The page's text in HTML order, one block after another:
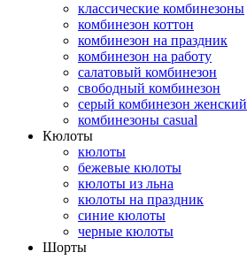
классические комбинезоны
комбинезон коттон
комбинезон на праздник
комбинезон на работу
салатовый комбинезон
свободный комбинезон
серый комбинезон женский
комбинезоны casual
Кюлоты
кюлоты
бежевые кюлоты
кюлоты из льна
кюлоты на праздник
синие кюлоты
черные кюлоты
Шорты